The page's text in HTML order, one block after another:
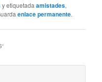
y etiquetadaamistades,
enlace permanente.
”